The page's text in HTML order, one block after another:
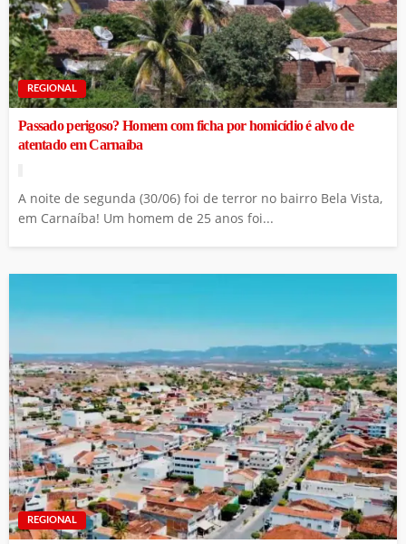
REGIONAL
Passado perigoso? Homem com ficha por homicídio é alvo de
atentado em Carnaíba
A noite de segunda (30/06) foi de terror no bairro Bela Vista,
em Carnaíba! Um homem de 25 anos foi...
REGIONAL